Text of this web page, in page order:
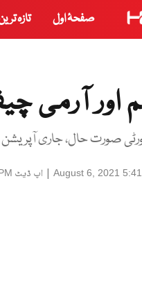
صفحۂ اول تازہ
اور آرمی
صورت حال، جاری آپریشن
August 6, 2021
| اپ ڈیٹ